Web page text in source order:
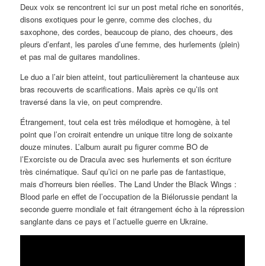
Deux voix se rencontrent ici sur un post metal riche en sonorités,
disons exotiques pour le genre, comme des cloches, du
saxophone, des cordes, beaucoup de piano, des choeurs, des
pleurs d’enfant, les paroles d’une femme, des hurlements (plein)
et pas mal de guitares mandolines.
Le duo a l’air bien atteint, tout particulièrement la chanteuse aux
bras recouverts de scarifications. Mais après ce qu’ils ont
traversé dans la vie, on peut comprendre.
Étrangement, tout cela est très mélodique et homogène, à tel
point que l’on croirait entendre un unique titre long de soixante
douze minutes. L’album aurait pu figurer comme BO de
l’Exorciste ou de Dracula avec ses hurlements et son écriture
très cinématique. Sauf qu’ici on ne parle pas de fantastique,
mais d’horreurs bien réelles. The Land Under the Black Wings :
Blood parle en effet de l’occupation de la Biélorussie pendant la
seconde guerre mondiale et fait étrangement écho à la répression
sanglante dans ce pays et l’actuelle guerre en Ukraine.